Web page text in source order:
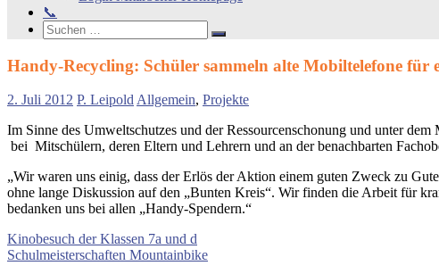
📞
Search
Suchen
nach:
Suchen
Handy-Recycling: Schüler sammeln alte Mobiltelefone für
2. Juli 2012 P. LeipoldAllgemein, Projekte
Im Sinne des Umweltschutzes und der Ressourcenschonung und unter
bei Mitschülern, deren Eltern und Lehrern und an der benachbarten
„Wir waren uns einig, dass der Erlös der Aktion einem guten Zweck zu
ohne lange Diskussion auf den „Bunten Kreis“. Wir finden die Arbeit für
bedanken uns bei allen „Handy-Spendern.“
Beitragsnavigation
Vorheriger
Beitrag:
Kinobesuch der Klassen 7a und d
Nächster
Schulmeisterschaften Mountainbike